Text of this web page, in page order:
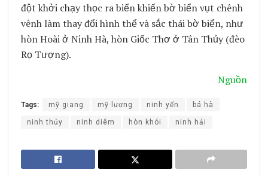
đột khởi chạy thọc ra biển khiến bờ biển vụt chênh
vênh làm thay đổi hình thể và sắc thái bờ biển, như
hòn Hoài ở Ninh Hà, hòn Giốc Thơ ở Tân Thủy (đèo
Rọ Tượng).
Nguồn
Tags: mỹ giang mỹ lương ninh yển bá hà
ninh thủy ninh diêm hòn khói ninh hải